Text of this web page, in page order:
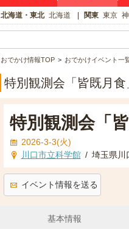
北海道・東北 北海道 関東 東京
おでかけ情報TOP おでかけイベント一
特別観測会「皆既月
特別観測会「皆
2026-3-3(火)
川口市立科学館 / 埼玉県川
イベント情報を送る
基本情報